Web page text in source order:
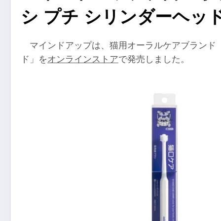
シ プチ シリンダーヘッ
マインドアップは、猫用オーラルケアブラン
ド」をオンラインストアで発売しました。